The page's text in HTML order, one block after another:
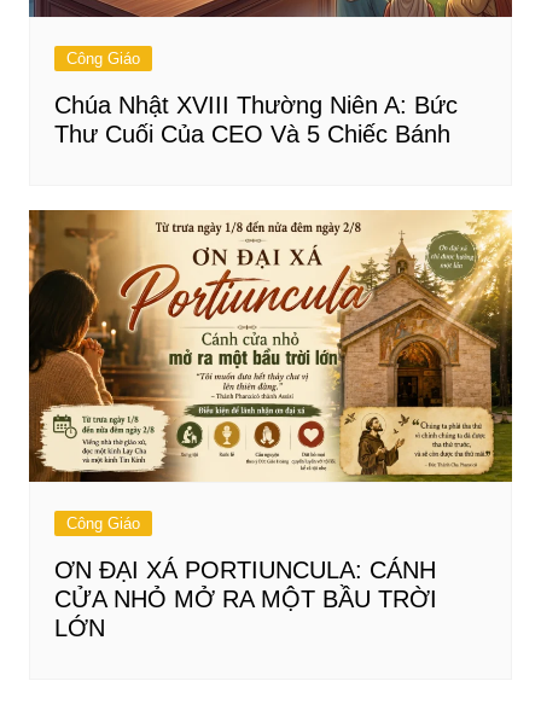
Công Giáo
Chúa Nhật XVIII Thường Niên A: Bức
Thư Cuối Của CEO Và 5 Chiếc Bánh
Công Giáo
ƠN ĐẠI XÁ PORTIUNCULA: CÁNH
CỬA NHỎ MỞ RA MỘT BẦU TRỜI
LỚN